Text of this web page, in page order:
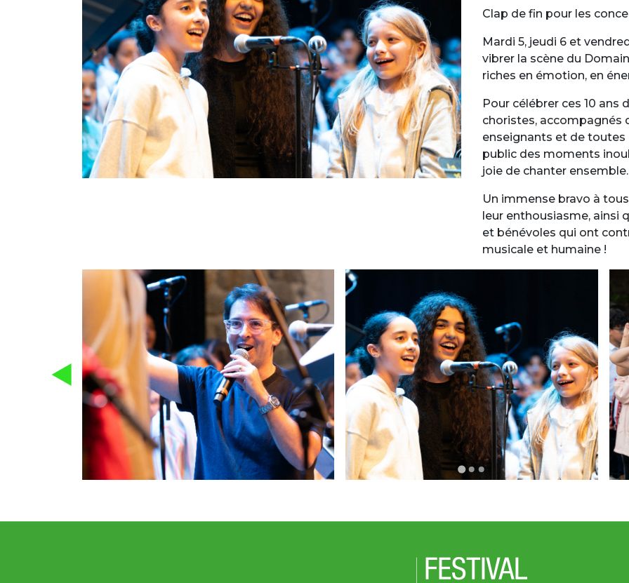
Clap de fin pour les
Mardi 5, jeudi 6 et
vibrer la scène du
riches en émotion, en
Pour célébrer ces 10 ans
choristes, accompagnés
enseignants et de
public des moments
joie de chanter ensemble.
Un immense bravo à
leur enthousiasme, ainsi
et bénévoles qui ont
musicale et humaine !